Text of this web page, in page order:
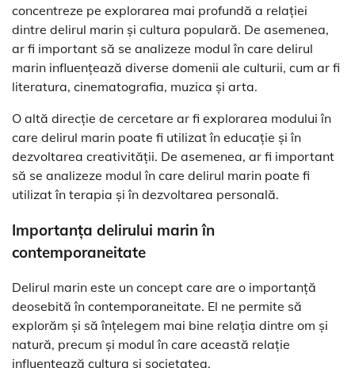
concentreze pe explorarea mai profundă a relației
dintre delirul marin și cultura populară. De asemenea,
ar fi important să se analizeze modul în care delirul
marin influențează diverse domenii ale culturii, cum ar fi
literatura, cinematografia, muzica și arta.
O altă direcție de cercetare ar fi explorarea modului în
care delirul marin poate fi utilizat în educație și în
dezvoltarea creativității. De asemenea, ar fi important
să se analizeze modul în care delirul marin poate fi
utilizat în terapia și în dezvoltarea personală.
Importanța delirului marin în
contemporaneitate
Delirul marin este un concept care are o importanță
deosebită în contemporaneitate. El ne permite să
explorăm și să înțelegem mai bine relația dintre om și
natură, precum și modul în care această relație
influențează cultura și societatea.